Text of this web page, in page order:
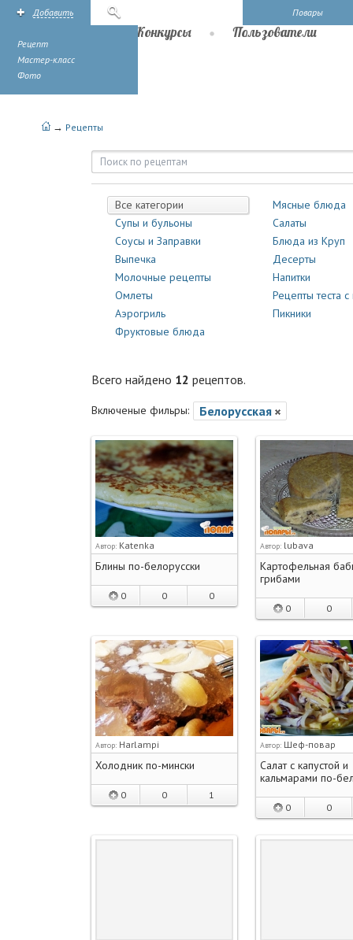
Повары
Добавить
Рецепт
Мастер-класс
Фото
Конкурсы Пользователи
→ Рецепты
Рецепты | Повары.ру
Все категории
Мясные блюда
Супы и бульоны
Салаты
Соусы и Заправки
Блюда из Круп
Выпечка
Десерты
Молочные рецепты
Напитки
Омлеты
Рецепты теста с
Аэрогриль
Пикники
Фруктовые блюда
Всего найдено 12 рецептов.
Включеные фильры: Белорусская
Автор: Katenka
Блины по-белорусски
0 0 0
Автор: lubava
Картофельная
грибами
0 0
Автор: Harlampi
Холодник по-мински
0 0 1
Автор: Шеф-повар
Салат с капустой и
кальмарами по-
0 0